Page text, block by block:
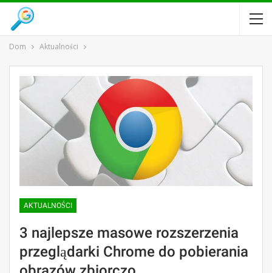
Dom Aktualności
AKTUALNOŚCI
3 najlepsze masowe rozszerzenia
przeglądarki Chrome do pobierania